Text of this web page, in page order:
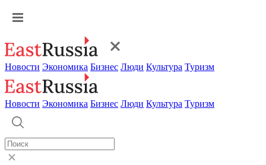
Новости Экономика Бизнес Люди Культура Туризм
Новости Экономика Бизнес Люди Культура Туризм